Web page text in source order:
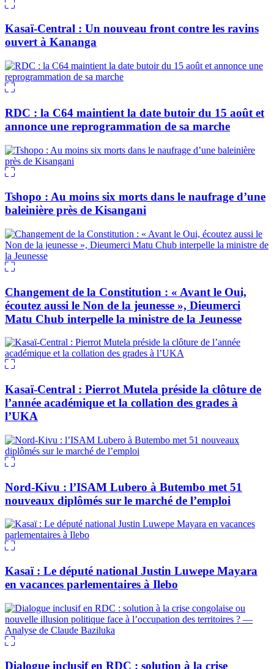
Kasaï-Central : Un nouveau front contre les ravins
ouvert à Kananga
RDC : la C64 maintient la date butoir du 15 août et
annonce une reprogrammation de sa marche
Tshopo : Au moins six morts dans le naufrage d’une
baleinière près de Kisangani
Changement de la Constitution : « Avant le Oui,
écoutez aussi le Non de la jeunesse », Dieumerci
Matu Chub interpelle la ministre de la Jeunesse
Kasaï-Central : Pierrot Mutela préside la clôture de
l’année académique et la collation des grades à
l’UKA
Nord-Kivu : l’ISAM Lubero à Butembo met 51
nouveaux diplômés sur le marché de l’emploi
Kasaï : Le député national Justin Luwepe Mayara
en vacances parlementaires à Ilebo
Dialogue inclusif en RDC : solution à la crise